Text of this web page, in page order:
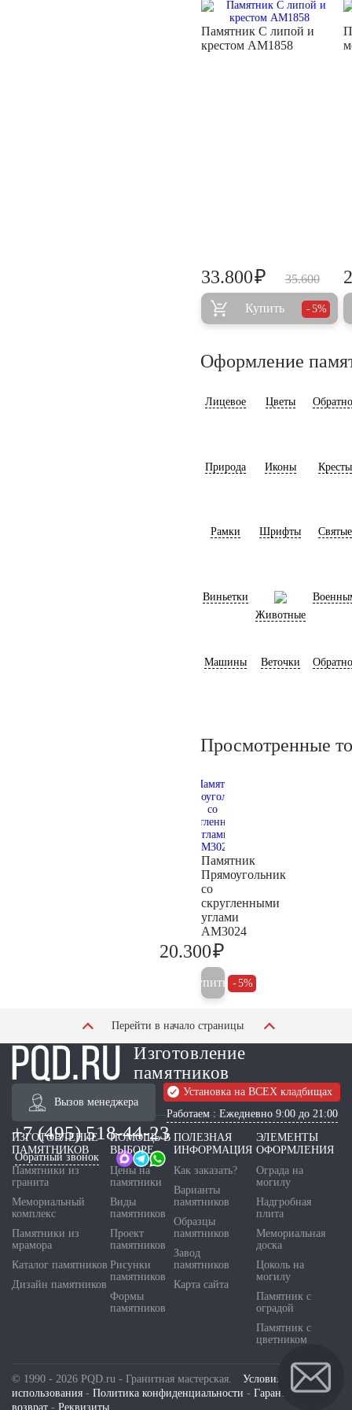
Памятник С липой и
крестом AM1858
35.600
33.800₽
Купить 5%
Оформление
Лицевое Цветы
Природа Иконы Кресты
Рамки Шрифты Святые
Виньетки
Животные
Машины Веточки
Просмотренные
Памятник
Прямоугольник
со
скругленными
углами
AM3024
20.300₽
Купить 5%
Перейти в начало страницы
Изготовление
памятников
Вызов менеджера
Установка на ВСЕХ кладбищах
Работаем : Ежедневно 9:00 до 21:00
+7 (495) 518-44-23
Обратный звонок
ИЗГОТОВЛЕНИЕ
ПАМЯТНИКОВ
Памятники из
гранита
Мемориальный
комплекс
Памятники из
мрамора
Каталог памятников
Дизайн памятников
ПОМОЩЬ В
ВЫБОРЕ
Цены на
памятники
Виды
памятников
Проект
памятников
Рисунки
памятников
Формы
памятников
ПОЛЕЗНАЯ
ИНФОРМАЦИЯ
Как заказать?
Варианты
памятников
Образцы
памятников
Завод
памятников
Карта сайта
ЭЛЕМЕНТЫ
ОФОРМЛЕНИЯ
Ограда на
могилу
Надгробная
плита
Мемориальная
доска
Цоколь на
могилу
Памятник с
оградой
Памятник с
цветником
© 1990 - 2026 PQD.ru - Гранитная мастерская. Условия
использования - Политика конфиденциальности - Гарантия и
возврат - Реквизиты